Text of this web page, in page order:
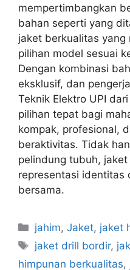
mempertimbangkan
bahan seperti yang
jaket berkualitas
pilihan model sesuai
Dengan kombinasi
eksklusif, dan
Teknik Elektro UPI
pilihan tepat bagi
kompak, profesional,
beraktivitas. Tidak
pelindung tubuh,
representasi identitas
bersama.
jahim,Jaket, jaket
jaket drill bordir,
himpunan berkualitas,